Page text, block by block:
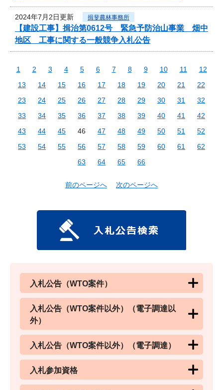
2024年7月2日更新 揖斐農林事務所
【建設工事】揖治第0612号 緊急予防治山事業 畑中
地区 工事に関する一般競争入札公告
1 2 3 4 5 6 7 8 9 10 11
12
13
14 15 16 17 18 19 20 21
22
23
24 25 26 27 28 29 30 31
32
33
34 35 36 37 38 39 40 41
42
43
44 45 46 47 48 49 50 51
52
53
54 55 56 57 58 59 60 61
62
63
64 65 66
前のページへ 次のページへ
入札公告（WTO案件）
入札公告（WTO案件以外）（電子調達以
外）
入札公告（WTO案件以外）（電子調達）
入札参加資格